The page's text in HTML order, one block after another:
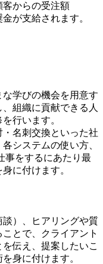
客からの受注額
が支給されます。
学びの機会を用意す
組織に貢献できる人
行います。
名刺交換といった社
システムの使い方、
事をするにあたり最
に付けます。
）、ヒアリングや質
とで、クライアント
伝え、提案したいこ
身に付けます。